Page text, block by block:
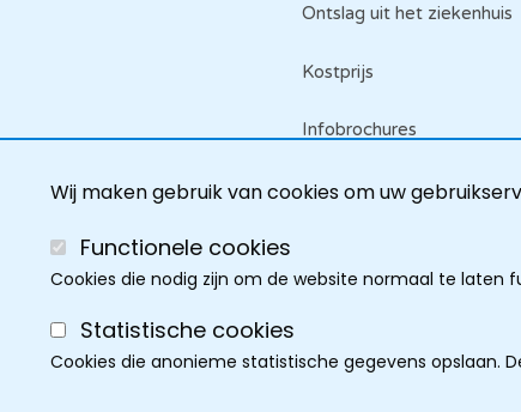
Wij maken gebruik van cookies om uw
Functionele cookies
Cookies die nodig zijn om de website normaal te laten
Statistische cookies
Cookies die anonieme statistische gegevens opslaan.
Ontslag uit het ziekenhuis
Kostprijs
Infobrochures
Raadpleeg je dossier